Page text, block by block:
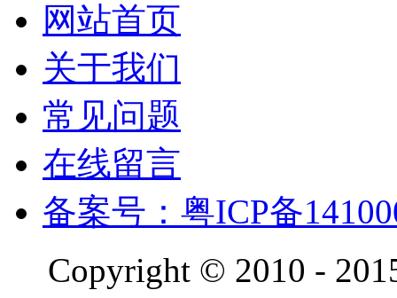
网站首页
关于我们
常见问题
在线留言
备案号：粤ICP备
Copyright © 2010 -